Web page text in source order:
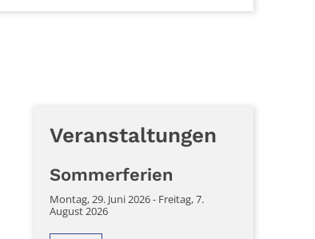
Veranstaltungen
Sommerferien
Montag, 29. Juni 2026 - Freitag, 7.
August 2026